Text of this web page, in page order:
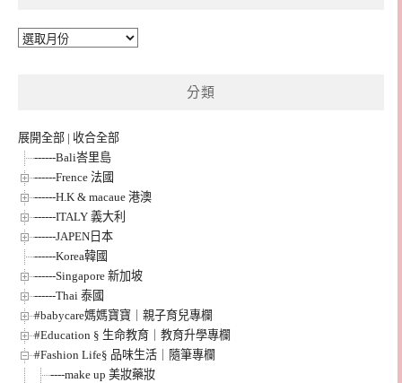
彙
分類
展開全部 | 收合全部
------Bali峇里島
------Frence 法國
------H.K & macaue 港澳
------ITALY 義大利
------JAPEN日本
------Korea韓國
------Singapore 新加坡
------Thai 泰國
#babycare媽媽寶寶｜親子育兒專欄
#Education § 生命教育｜教育升學專欄
#Fashion Life§ 品味生活｜隨筆專欄
----make up 美妝藥妝